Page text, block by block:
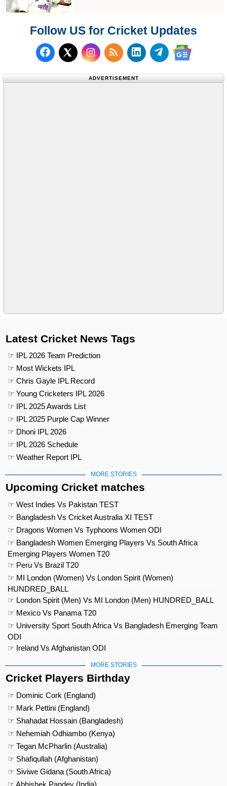
Follow US for Cricket Updates
Follow us on Facebook
Follow us on X (Twitter)
Subscribe to our RSS
Follow us on
Follow us on
Follow us
ADVERTISEMENT
Latest Cricket News Tags
☞ IPL 2026 Team Prediction
☞ Most Wickets IPL
☞ Chris Gayle IPL Record
☞ Young Cricketers IPL 2026
☞ IPL 2025 Awards List
☞ IPL 2025 Purple Cap Winner
☞ Dhoni IPL 2026
☞ IPL 2026 Schedule
☞ Weather Report IPL
MORE STORIES
Upcoming Cricket matches
☞ West Indies Vs Pakistan TEST
☞ Bangladesh Vs Cricket Australia XI TEST
☞ Dragons Women Vs Typhoons Women ODI
☞ Bangladesh Women Emerging Players Vs South Africa
Emerging Players Women T20
☞ Peru Vs Brazil T20
☞ MI London (Women) Vs London Spirit (Women)
HUNDRED_BALL
☞ London Spirit (Men) Vs MI London (Men) HUNDRED_BALL
☞ Mexico Vs Panama T20
☞ University Sport South Africa Vs Bangladesh Emerging Team
ODI
☞ Ireland Vs Afghanistan ODI
MORE STORIES
Cricket Players Birthday
☞ Dominic Cork (England)
☞ Mark Pettini (England)
☞ Shahadat Hossain (Bangladesh)
☞ Nehemiah Odhiambo (Kenya)
☞ Tegan McPharlin (Australia)
☞ Shafiqullah (Afghanistan)
☞ Siviwe Gidana (South Africa)
☞ Abhishek Pandey (India)